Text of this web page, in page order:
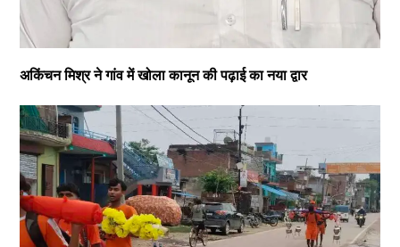
अकिंचन मिश्र ने गांव में खोला कानून की पढ़ाई का नया द्वार